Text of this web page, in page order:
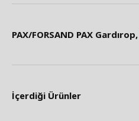
PAX/FORSAND PAX
İçerdiği Ürünler